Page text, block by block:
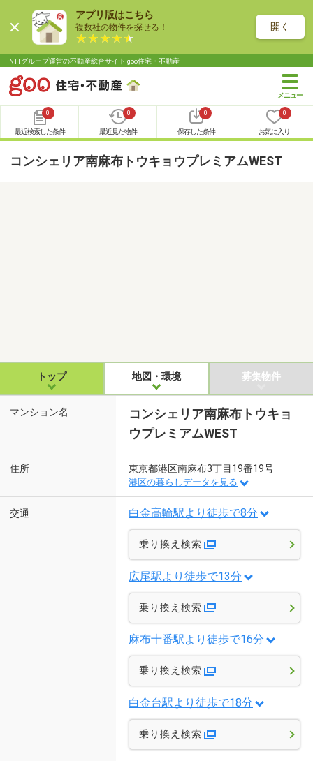
アプリ版はこちら
複数社の物件を探せる！ 開く
NTTグループ運営の不動産総合サイト goo住宅・不動産
0
最近検索した条件
0
最近見た物件
0
保存した条件
0
お気に入り
コンシェリア南麻布トウキョウプレミアムWEST
トップ 地図・環境 募集物件
マンション名
コンシェリア南麻布トウキョ
ウプレミアムWEST
住所 東京都港区南麻布3丁目19番19号
港区の暮らしデータを見る
交通 白金高輪駅より徒歩で8分
乗り換え検索
広尾駅より徒歩で13分
乗り換え検索
麻布十番駅より徒歩で16分
乗り換え検索
白金台駅より徒歩で18分
乗り換え検索